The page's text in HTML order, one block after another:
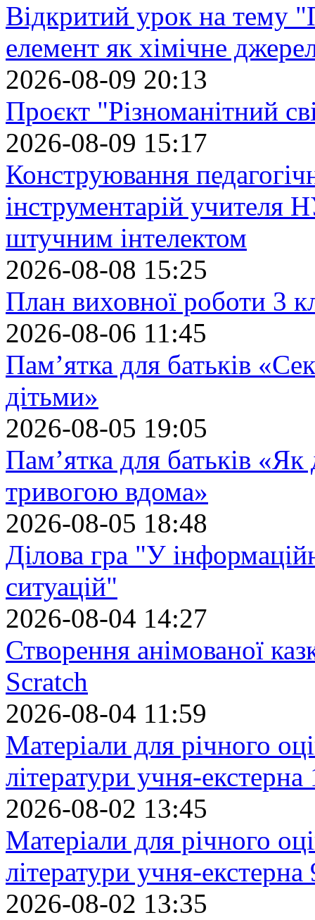
Відкритий урок на тему
елемент як хімічне
2026-08-09 20:13
Проєкт "Різноманітний
2026-08-09 15:17
Конструювання
інструментарій учителя
штучним інтелектом
2026-08-08 15:25
План виховної роботи 3
2026-08-06 11:45
Пам’ятка для батьків
дітьми»
2026-08-05 19:05
Пам’ятка для батьків
тривогою вдома»
2026-08-05 18:48
Ділова гра "У
ситуацій"
2026-08-04 14:27
Створення анімованої
Scratch
2026-08-04 11:59
Матеріали для річного
літератури учня-екстерна
2026-08-02 13:45
Матеріали для річного
літератури учня-екстерна
2026-08-02 13:35